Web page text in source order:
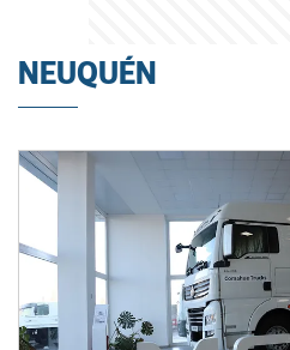
NEUQUÉN